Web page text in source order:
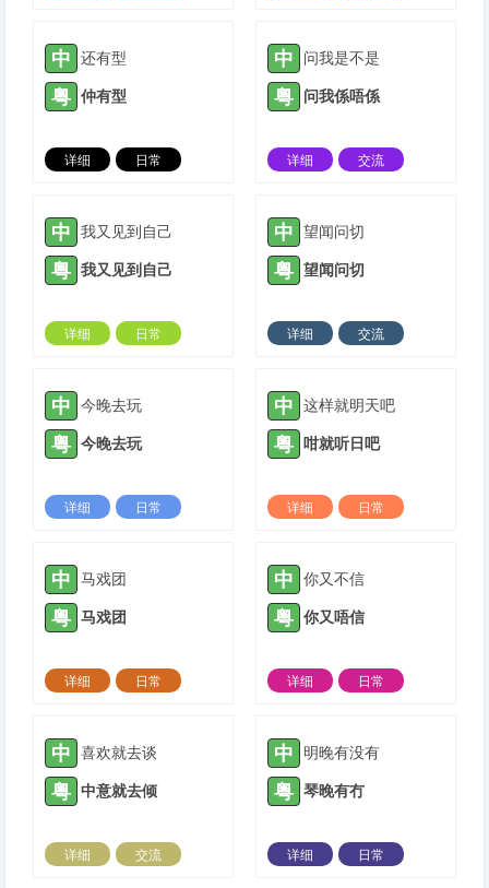
中 还有型
粤 仲有型
详细
日常
中 问我是不是
粤 问我係唔係
详细
交流
中 我又见到自己
粤 我又见到自己
详细
日常
中 望闻问切
粤 望闻问切
详细
交流
中 今晚去玩
粤 今晚去玩
详细
日常
中 这样就明天吧
粤 咁就听日吧
详细
日常
中 马戏团
粤 马戏团
详细
日常
中 你又不信
粤 你又唔信
详细
日常
中 喜欢就去谈
粤 中意就去倾
详细
交流
中 明晚有没有
粤 琴晚有冇
详细
日常